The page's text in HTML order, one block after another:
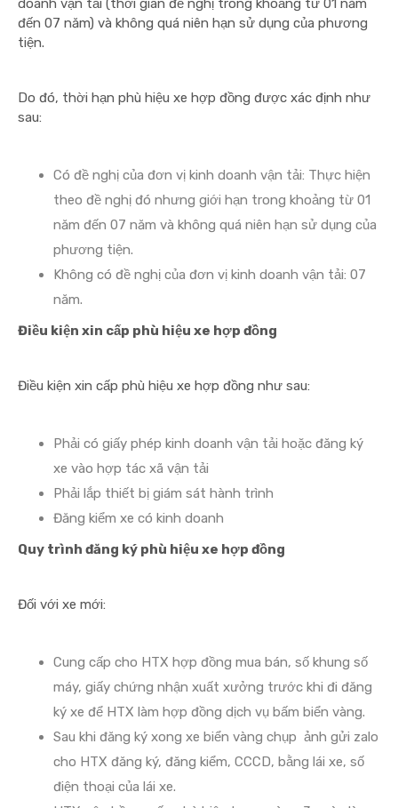
doanh vận tải (thời gian đề nghị trong khoảng từ 01 năm
đến 07 năm) và không quá niên hạn sử dụng của phương
tiện.
Do đó, thời hạn phù hiệu xe hợp đồng được xác định như
sau:
Có đề nghị của đơn vị kinh doanh vận tải: Thực hiện
theo đề nghị đó nhưng giới hạn trong khoảng từ 01
năm đến 07 năm và không quá niên hạn sử dụng của
phương tiện.
Không có đề nghị của đơn vị kinh doanh vận tải: 07
năm.
Điều kiện xin cấp phù hiệu xe hợp đồng
Điều kiện xin cấp phù hiệu xe hợp đồng như sau:
Phải có giấy phép kinh doanh vận tải hoặc đăng ký
xe vào hợp tác xã vận tải
Phải lắp thiết bị giám sát hành trình
Đăng kiểm xe có kinh doanh
Quy trình đăng ký phù hiệu xe hợp đồng
Đối với xe mới:
Cung cấp cho HTX hợp đồng mua bán, số khung số
máy, giấy chứng nhận xuất xưởng trước khi đi đăng
ký xe để HTX làm hợp đồng dịch vụ bấm biển vàng.
Sau khi đăng ký xong xe biển vàng chụp ảnh gửi zalo
cho HTX đăng ký, đăng kiểm, CCCD, bằng lái xe, số
điện thoại của lái xe.